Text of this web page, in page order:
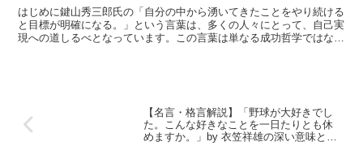
三郎の深い意味と得られる教訓
はじめに鍵山秀三郎氏の「自分の中から湧いてきたことをやり続ける
と目標が明確になる。」という言葉は、多くの人々にとって、自己実
現への道しるべとなっています。この言葉は単なる成功哲学ではな
【名言・格言解説】「野球が大好きでし
た。こんな好きなことを一日たりとも休
めますか。」by 衣笠祥雄の深い意味と得